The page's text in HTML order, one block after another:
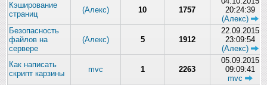
Кэширование
страниц
(Алекс) 10 1757
20:24:39
(Алекс)
Безопасность
файлов на
сервере
(Алекс) 5 1912
22.09.2015
23:09:54
(Алекс)
Как написать
скрипт карзины
mvc 1 2263
05.09.2015
09:09:41
mvc